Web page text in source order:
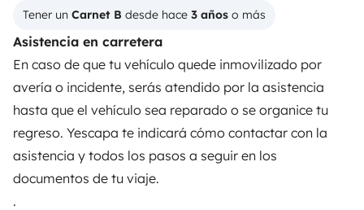
Tener un Carnet B desde hace 3 años o más
Asistencia en carretera
En caso de que tu vehículo quede inmovilizado por
avería o incidente, serás atendido por la asistencia
hasta que el vehículo sea reparado o se organice tu
regreso. Yescapa te indicará cómo contactar con la
asistencia y todos los pasos a seguir en los
documentos de tu viaje.
.
Tus primeros pasos en autocaravana
Las opiniones de nuestros usuarios
Ayuda viajero
PROPIETARIOS